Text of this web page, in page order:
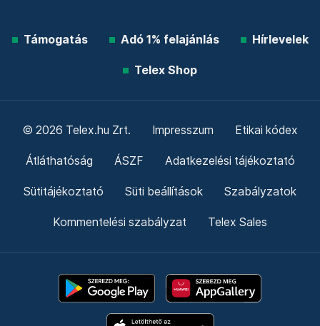
Támogatás Adó 1% felajánlás Hírlevelek
Telex Shop
© 2026 Telex.hu Zrt. Impresszum Etikai kódex
Átláthatóság ÁSZF Adatkezelési tájékoztató
Sütitájékoztató Süti beállítások Szabályzatok
Kommentelési szabályzat Telex Sales